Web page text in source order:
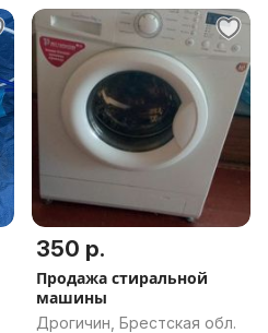
350 р.
Продажа стиральной
машины
Дрогичин, Брестская обл.